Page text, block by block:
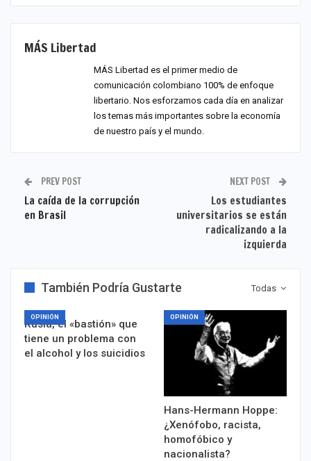
MÁS Libertad
MÁS Libertad es el primer medio de
comunicación colombiano 100% de enfoque
libertario. Nos esforzamos cada día en analizar
los temas más importantes sobre la economía
de nuestro país y el mundo.
PREV POST
La caída de la corrupción
en Brasil
NEXT POST
Los estudiantes
universitarios se están
radicalizando a la
izquierda
Todas
También Podría Gustarte
OPINIÓN
Rusia, el «bastión» que
tiene un problema con
el alcohol y los suicidios
OPINIÓN
Hans-Hermann Hoppe:
¿Xenófobo, racista,
homofóbico y
nacionalista?